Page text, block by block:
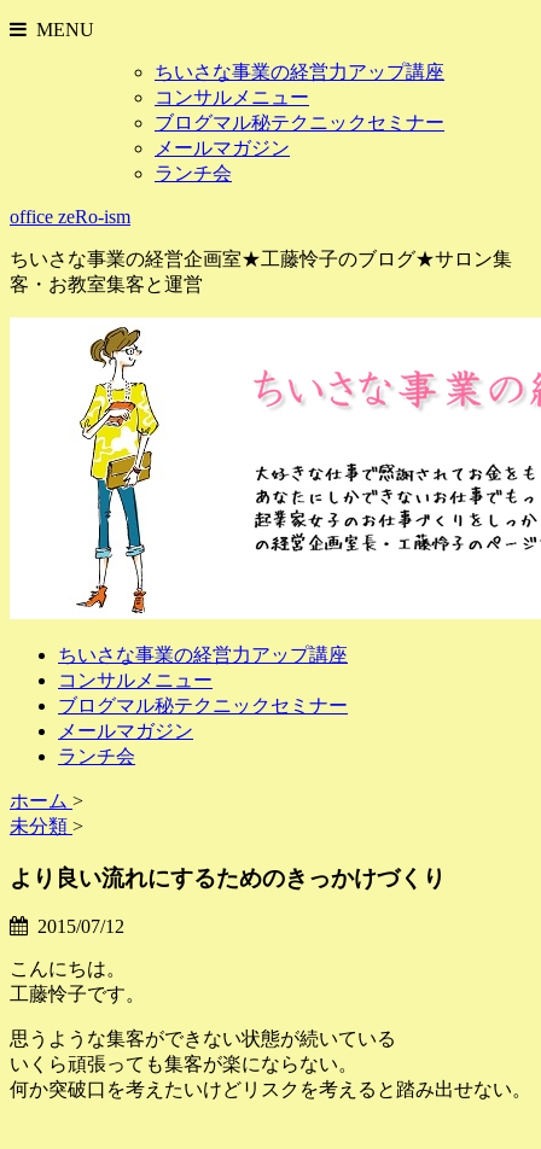
MENU
ちいさな事業の経営力アップ講座
コンサルメニュー
ブログマル秘テクニックセミナー
メールマガジン
ランチ会
office zeRo-ism
ちいさな事業の経営企画室★工藤怜子のブログ★サロン集
客・お教室集客と運営
ちいさな事業の経営力アップ講座
コンサルメニュー
ブログマル秘テクニックセミナー
メールマガジン
ランチ会
ホーム >
未分類 >
より良い流れにするためのきっかけづくり
2015/07/12
こんにちは。
工藤怜子です。
思うような集客ができない状態が続いている
いくら頑張っても集客が楽にならない。
何か突破口を考えたいけどリスクを考えると踏み出せない。